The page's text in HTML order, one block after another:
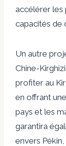
accélérer les
capacités de
Un autre
Chine-
profiter au
en offrant
pays et les
garantira
envers